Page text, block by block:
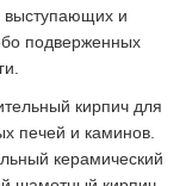
выступающих и
подверженных
кирпич для
печей и каминов.
керамический